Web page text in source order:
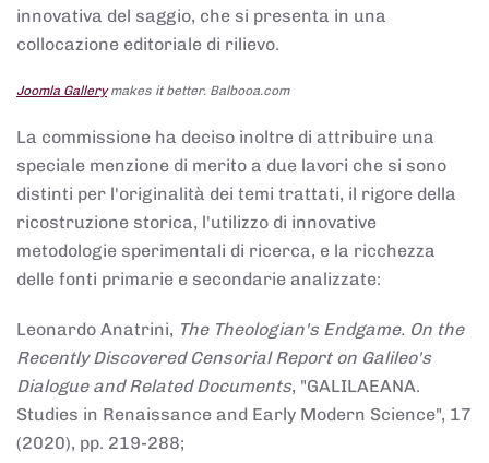
innovativa del saggio, che si presenta in una
collocazione editoriale di rilievo.
Joomla Gallerymakes it better. Balbooa.com
La commissione ha deciso inoltre di attribuire una
speciale menzione di merito a due lavori che si sono
distinti per l'originalità dei temi trattati, il rigore della
ricostruzione storica, l'utilizzo di innovative
metodologie sperimentali di ricerca, e la ricchezza
delle fonti primarie e secondarie analizzate:
Leonardo Anatrini, The Theologian's Endgame. On the
Recently Discovered Censorial Report on Galileo's
Dialogue and Related Documents, "GALILAEANA.
Studies in Renaissance and Early Modern Science", 17
(2020), pp. 219-288;